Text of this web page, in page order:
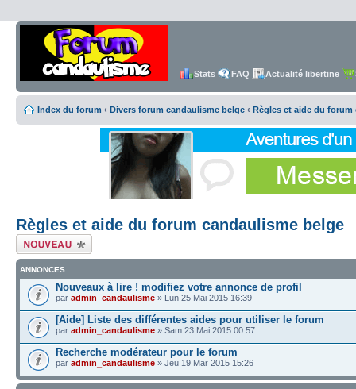
Stats FAQ Actualité libertine
Index du forum ‹ Divers forum candaulisme belge ‹ Règles et aide du forum
Règles et aide du forum candaulisme belge
Écrire un nouveau
sujet
ANNONCES
Nouveaux à lire ! modifiez votre annonce de profil
par admin_candaulisme » Lun 25 Mai 2015 16:39
[Aide] Liste des différentes aides pour utiliser le forum
par admin_candaulisme » Sam 23 Mai 2015 00:57
Recherche modérateur pour le forum
par admin_candaulisme » Jeu 19 Mar 2015 15:26